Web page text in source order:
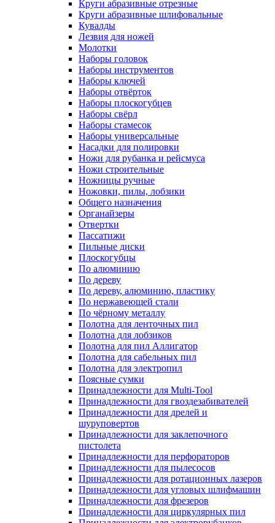
Круги абразивные отрезные
Круги абразивные шлифовальные
Кувалды
Лезвия для ножей
Молотки
Наборы головок
Наборы инструментов
Наборы ключей
Наборы отвёрток
Наборы плоскогубцев
Наборы свёрл
Наборы стамесок
Наборы универсальные
Насадки для полировки
Ножи для рубанка и рейсмуса
Ножи строительные
Ножницы ручные
Ножовки, пилы, лобзики
Общего назначения
Органайзеры
Отвертки
Пассатижи
Пильные диски
Плоскогубцы
По алюминию
По дереву
По дереву, алюминию, пластику
По нержавеющей стали
По чёрному металлу
Полотна для ленточных пил
Полотна для лобзиков
Полотна для пил Аллигатор
Полотна для сабельных пил
Полотна для электропил
Поясные сумки
Принадлежности для Multi-Tool
Принадлежности для гвоздезабивателей
Принадлежности для дрелей и
шуруповертов
Принадлежности для заклепочного
пистолета
Принадлежности для перфораторов
Принадлежности для пылесосов
Принадлежности для ротационных лазеров
Принадлежности для угловых шлифмашин
Принадлежности для фрезеров
Принадлежности для циркулярных пил